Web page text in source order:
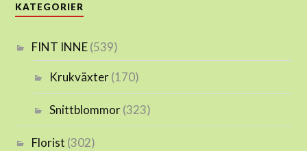
KATEGORIER
FINT INNE(539)
Krukväxter(170)
Snittblommor(323)
Florist (302)